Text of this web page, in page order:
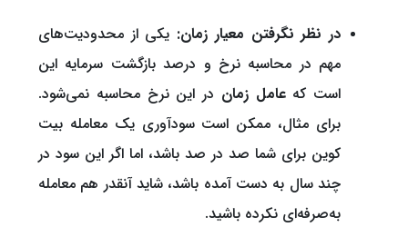
در نظر نگرفتن معیار زمان: یکی از محدودیت‌های
مهم در محاسبه نرخ و درصد بازگشت سرمایه این
است کهعامل زمان در این نرخ محاسبه نمی‌شود.
برای مثال، ممکن است سودآوری یک معامله بیت
کوین برای شما صد در صد باشد، اما اگر این سود در
چند سال به دست آمده باشد، شاید آنقدر هم معامله
به‌صرفه‌ای نکرده باشید.